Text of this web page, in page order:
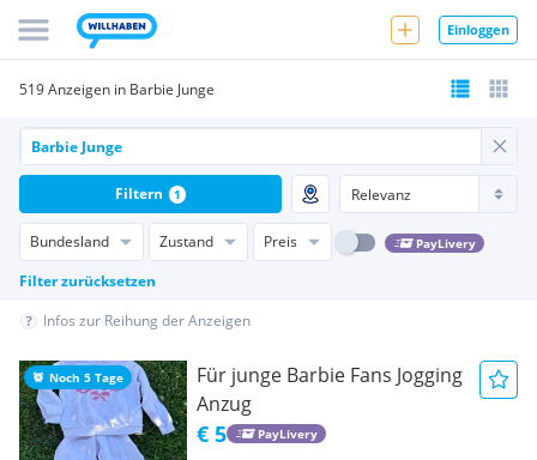
Einloggen
519 Anzeigen in Barbie Junge
Bundesland Zustand Preis PayLivery
Filter zurücksetzen
Filtern 1
Infos zur Reihung der Anzeigen
Noch 5 Tage
Für junge Barbie Fans Jogging
Anzug
€ 5 PayLivery